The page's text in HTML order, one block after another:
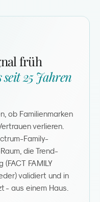
früh
seit 25 Jahren
ob Familienmarken
verlieren.
Family-
die Trend-
FAMILY
validiert und in
- aus einem Haus.